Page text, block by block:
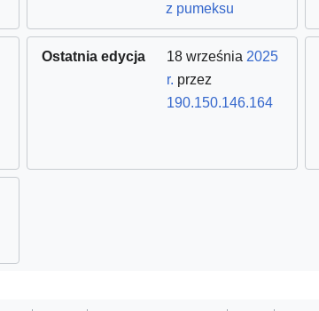
z pumeksu
Ostatnia edycja 18 września 2025
r. przez
190.150.146.164